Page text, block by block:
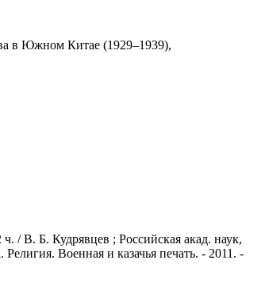
в Южном Китае (1929–1939),
/ В. Б. Кудрявцев ; Российская акад. наук,
Военная и казачья печать. - 2011. -